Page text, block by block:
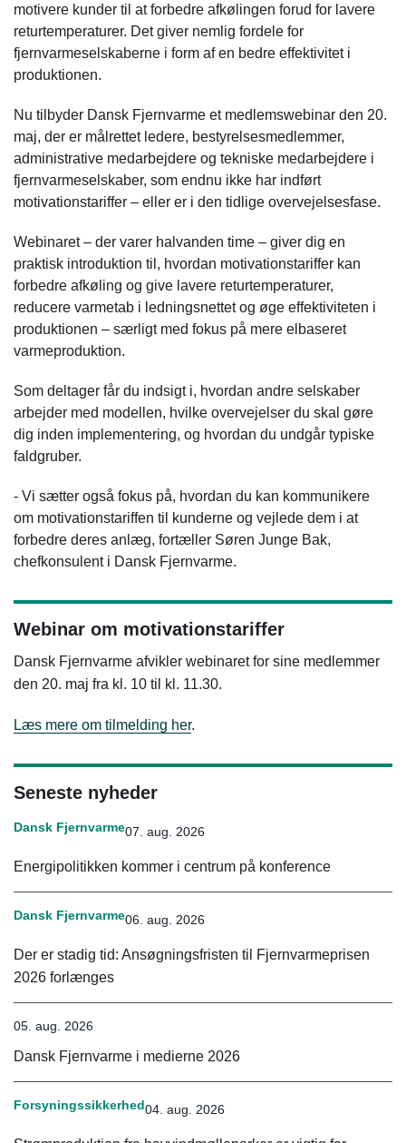
motivere kunder til at forbedre afkølingen forud for lavere
returtemperaturer. Det giver nemlig fordele for
fjernvarmeselskaberne i form af en bedre effektivitet i
produktionen.
Nu tilbyder Dansk Fjernvarme et medlemswebinar den 20.
maj, der er målrettet ledere, bestyrelsesmedlemmer,
administrative medarbejdere og tekniske medarbejdere i
fjernvarmeselskaber, som endnu ikke har indført
motivationstariffer – eller er i den tidlige overvejelsesfase.
Webinaret – der varer halvanden time – giver dig en
praktisk introduktion til, hvordan motivationstariffer kan
forbedre afkøling og give lavere returtemperaturer,
reducere varmetab i ledningsnettet og øge effektiviteten i
produktionen – særligt med fokus på mere elbaseret
varmeproduktion.
Som deltager får du indsigt i, hvordan andre selskaber
arbejder med modellen, hvilke overvejelser du skal gøre
dig inden implementering, og hvordan du undgår typiske
faldgruber.
- Vi sætter også fokus på, hvordan du kan kommunikere
om motivationstariffen til kunderne og vejlede dem i at
forbedre deres anlæg, fortæller Søren Junge Bak,
chefkonsulent i Dansk Fjernvarme.
Webinar om motivationstariffer
Dansk Fjernvarme afvikler webinaret for sine medlemmer
den 20. maj fra kl. 10 til kl. 11.30.
Læs mere om tilmelding her.
Seneste nyheder
Dansk Fjernvarme07. aug. 2026
Energipolitikken kommer i centrum på konference
Dansk Fjernvarme06. aug. 2026
Der er stadig tid: Ansøgningsfristen til Fjernvarmeprisen
2026 forlænges
05. aug. 2026
Dansk Fjernvarme i medierne 2026
Forsyningssikkerhed04. aug. 2026